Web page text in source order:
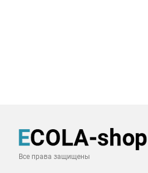
Все права защищены